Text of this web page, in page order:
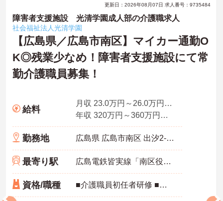
更新日：2026年08月07日 求人番号：9735484
障害者支援施設 光清学園成人部の介護職求人
社会福祉法人光清学園
【広島県／広島市南区】マイカー通勤O
K◎残業少なめ！障害者支援施設にて常
勤介護職員募集！
給料
月収 23.0万円～26.0万円程度（諸手当込）
年収 320万円～360万円程度
勤務地 広島県 広島市南区 出汐2-3-46
最寄り駅 広島電鉄皆実線「南区役所前駅」徒歩15分
資格/職種 ■介護職員初任者研修 ■実務者研修 ■介護福祉士 ※いずれかの資格を所持で可